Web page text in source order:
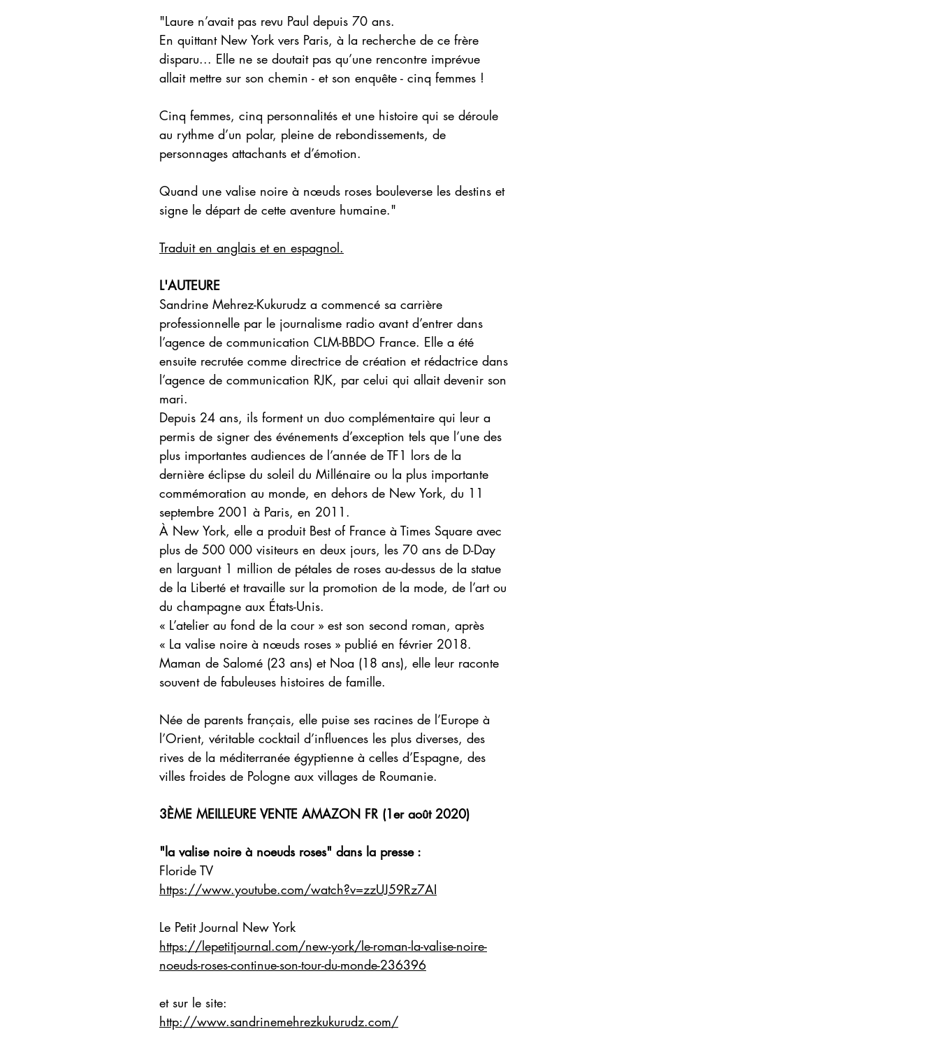
"Laure n’avait pas revu Paul depuis 70 ans.
En quittant New York vers Paris, à la recherche de ce frère
disparu... Elle ne se doutait pas qu’une rencontre imprévue
allait mettre sur son chemin - et son enquête - cinq femmes !
Cinq femmes, cinq personnalités et une histoire qui se déroule
au rythme d’un polar, pleine de rebondissements, de
personnages attachants et d’émotion.
Quand une valise noire à nœuds roses bouleverse les destins et
signe le départ de cette aventure humaine."
Traduit en anglais et en espagnol.
L'AUTEURE
Sandrine Mehrez-Kukurudz a commencé sa carrière
professionnelle par le journalisme radio avant d’entrer dans
l’agence de communication CLM-BBDO France. Elle a été
ensuite recrutée comme directrice de création et rédactrice dans
l’agence de communication RJK, par celui qui allait devenir son
mari.
Depuis 24 ans, ils forment un duo complémentaire qui leur a
permis de signer des événements d’exception tels que l’une des
plus importantes audiences de l’année de TF1 lors de la
dernière éclipse du soleil du Millénaire ou la plus importante
commémoration au monde, en dehors de New York, du 11
septembre 2001 à Paris, en 2011.
À New York, elle a produit Best of France à Times Square avec
plus de 500 000 visiteurs en deux jours, les 70 ans de D-Day
en larguant 1 million de pétales de roses au-dessus de la statue
de la Liberté et travaille sur la promotion de la mode, de l’art ou
du champagne aux États-Unis.
« L’atelier au fond de la cour » est son second roman, après
« La valise noire à nœuds roses » publié en février 2018.
Maman de Salomé (23 ans) et Noa (18 ans), elle leur raconte
souvent de fabuleuses histoires de famille.
Née de parents français, elle puise ses racines de l’Europe à
l’Orient, véritable cocktail d’influences les plus diverses, des
rives de la méditerranée égyptienne à celles d’Espagne, des
villes froides de Pologne aux villages de Roumanie.
3ÈME MEILLEURE VENTE AMAZON FR (1er août 2020)
"la valise noire à noeuds roses" dans la presse :
Floride TV
https://www.youtube.com/watch?v=zzUJ59Rz7AI
Le Petit Journal New York
https://lepetitjournal.com/new-york/le-roman-la-valise-noire-
noeuds-roses-continue-son-tour-du-monde-236396
et sur le site:
http://www.sandrinemehrezkukurudz.com/